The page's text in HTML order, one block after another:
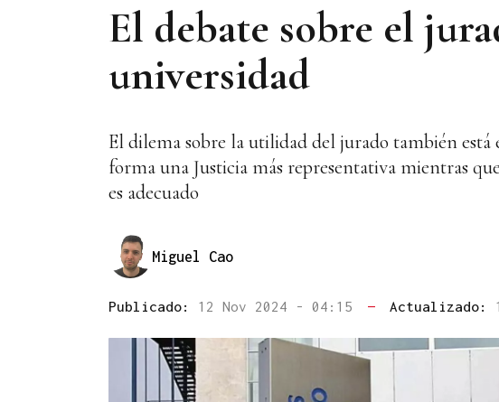
El debate sobre el
universidad
El dilema sobre la utilidad del jurado también está
forma una Justicia más representativa mientras
es adecuado
Miguel Cao
Publicado: 12 Nov 2024 - 04:15 — Actualizado: